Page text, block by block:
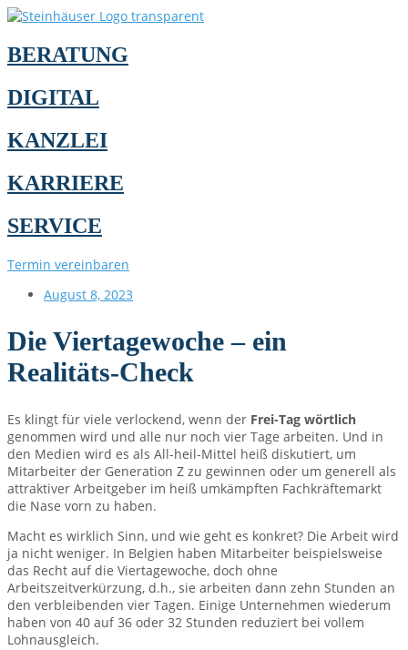
BERATUNG
DIGITAL
KANZLEI
KARRIERE
SERVICE
Termin vereinbaren
August 8, 2023
Die Viertagewoche – ein
Realitäts-Check
Es klingt für viele verlockend, wenn der Frei-Tag wörtlich
genommen wird und alle nur noch vier Tage arbeiten. Und in
den Medien wird es als All-heil-Mittel heiß diskutiert, um
Mitarbeiter der Generation Z zu gewinnen oder um generell als
attraktiver Arbeitgeber im heiß umkämpften Fachkräftemarkt
die Nase vorn zu haben.
Macht es wirklich Sinn, und wie geht es konkret? Die Arbeit wird
ja nicht weniger. In Belgien haben Mitarbeiter beispielsweise
das Recht auf die Viertagewoche, doch ohne
Arbeitszeitverkürzung, d.h., sie arbeiten dann zehn Stunden an
den verbleibenden vier Tagen. Einige Unternehmen wiederum
haben von 40 auf 36 oder 32 Stunden reduziert bei vollem
Lohnausgleich.